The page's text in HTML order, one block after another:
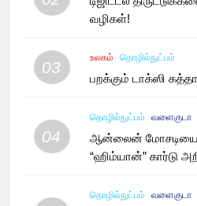
வழிகள்!
03
உலகம் தொழில்நுட்பம்
பறக்கும் டாக்ஸி
04
தொழில்நுட்பம் வளைகுடா
ஆன்லைன் மோசடியைத்
“ஹிம்யான்” கார்டு
தொழில்நுட்பம் வளைகுடா